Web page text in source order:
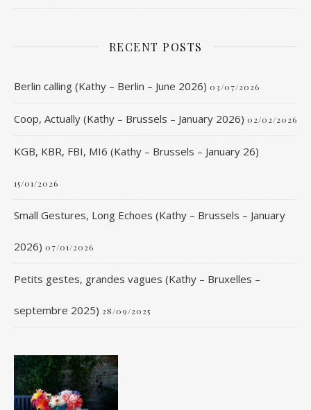
RECENT POSTS
Berlin calling (Kathy – Berlin – June 2026) 03/07/2026
Coop, Actually (Kathy – Brussels – January 2026) 02/02/2026
KGB, KBR, FBI, MI6 (Kathy – Brussels – January 26)
15/01/2026
Small Gestures, Long Echoes (Kathy – Brussels – January
2026) 07/01/2026
Petits gestes, grandes vagues (Kathy – Bruxelles –
septembre 2025) 28/09/2025